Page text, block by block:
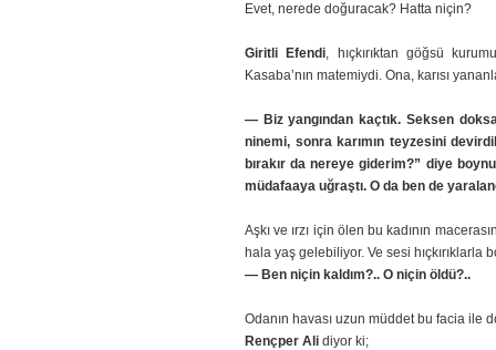
Evet, nerede doğuracak? Hatta niçin?
Giritli Efendi, hıçkırıktan göğsü
Kasaba’nın matemiydi. Ona, karısı
— Biz yangından kaçtık. Seksen
ninemi, sonra karımın teyzesini
bırakır da nereye giderim?” diye
müdafaaya uğraştı. O da ben de
Aşkı ve ırzı için ölen bu kadının
hala yaş gelebiliyor. Ve sesi hıçkırıklarla
— Ben niçin kaldım?.. O niçin öldü?..
Odanın havası uzun müddet bu facia ile
Rençper Ali diyor ki;